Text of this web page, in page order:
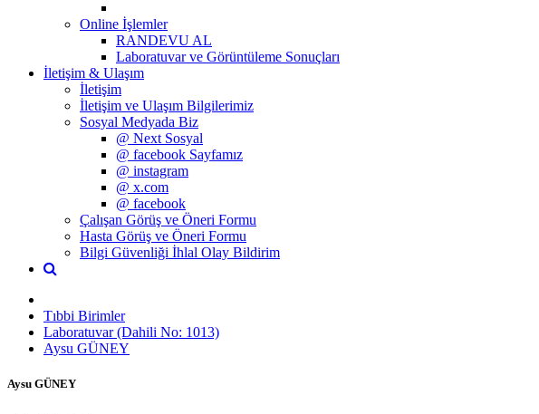
Online İşlemler
RANDEVU AL
Laboratuvar ve Görüntüleme Sonuçları
İletişim & Ulaşım
İletişim
İletişim ve Ulaşım Bilgilerimiz
Sosyal Medyada Biz
@ Next Sosyal
@ facebook Sayfamız
@ instagram
@ x.com
@ facebook
Çalışan Görüş ve Öneri Formu
Hasta Görüş ve Öneri Formu
Bilgi Güvenliği İhlal Olay Bildirim
Tıbbi Birimler
Laboratuvar (Dahili No: 1013)
Aysu GÜNEY
Aysu GÜNEY